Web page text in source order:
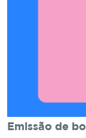
Emissão de